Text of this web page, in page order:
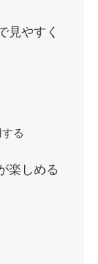
見やすく
る
楽しめる